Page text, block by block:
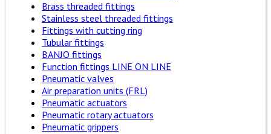
Brass threaded fittings
Stainless steel threaded fittings
Fittings with cutting ring
Tubular fittings
BANJO fittings
Function fittings LINE ON LINE
Pneumatic valves
Air preparation units (FRL)
Pneumatic actuators
Pneumatic rotary actuators
Pneumatic grippers